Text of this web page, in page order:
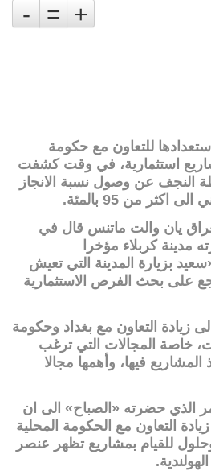
+
=
-
للتعاون مع حكومة
استثمارية، في وقت كشفت
النجف عن وصول نسبة الانجاز
من 95 بالمئة.
يان والت ماتنس قال في
مدينة كربلاء مؤخرا
بزيارة المدينة التي تعيش
على بحث الفرص الاستثمارية
زيادة التعاون مع بغداد وحكومة
خاصة المجالات التي ترغب
المشاريع فيها، وأهمها مجالا
الذي حضرته «الصباح» الى ان
التعاون مع الحكومة المحلية
للقيام بمشاريع تظهر عنصر